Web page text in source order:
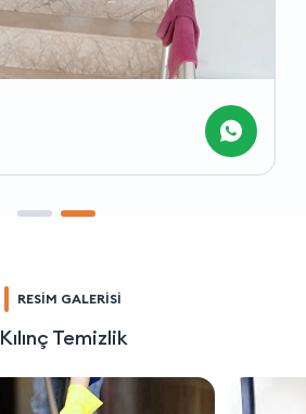
RESİM GALERİSİ
Kılınç Temizlik